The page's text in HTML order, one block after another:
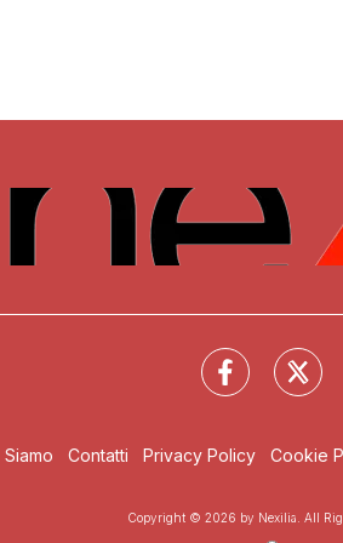
Siamo Contatti Privacy Policy Cookie
Copyright © 2026 by Nexilia. All